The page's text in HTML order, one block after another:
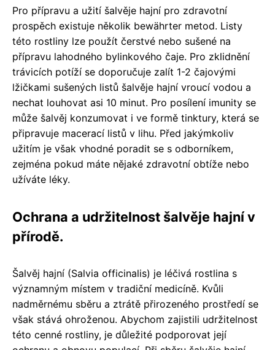
Pro přípravu a užití šalvěje hajní pro zdravotní
prospěch existuje několik bewährter metod. Listy
této rostliny lze použít čerstvé nebo sušené na
přípravu lahodného bylinkového čaje. Pro zklidnění
trávicích potíží se doporučuje zalít 1-2 čajovými
lžičkami sušených listů šalvěje hajní vroucí vodou a
nechat louhovat asi 10 minut. Pro posílení imunity se
může šalvěj konzumovat i ve formě tinktury, která se
připravuje macerací listů v lihu. Před jakýmkoliv
užitím je však vhodné poradit se s odborníkem,
zejména pokud máte nějaké zdravotní obtíže nebo
užíváte léky.
Ochrana a udržitelnost šalvěje hajní v
přírodě.
Šalvěj hajní (Salvia officinalis) je léčivá rostlina s
významným místem v tradiční medicíně. Kvůli
nadměrnému sběru a ztrátě přirozeného prostředí se
však stává ohroženou. Abychom zajistili udržitelnost
této cenné rostliny, je důležité podporovat její